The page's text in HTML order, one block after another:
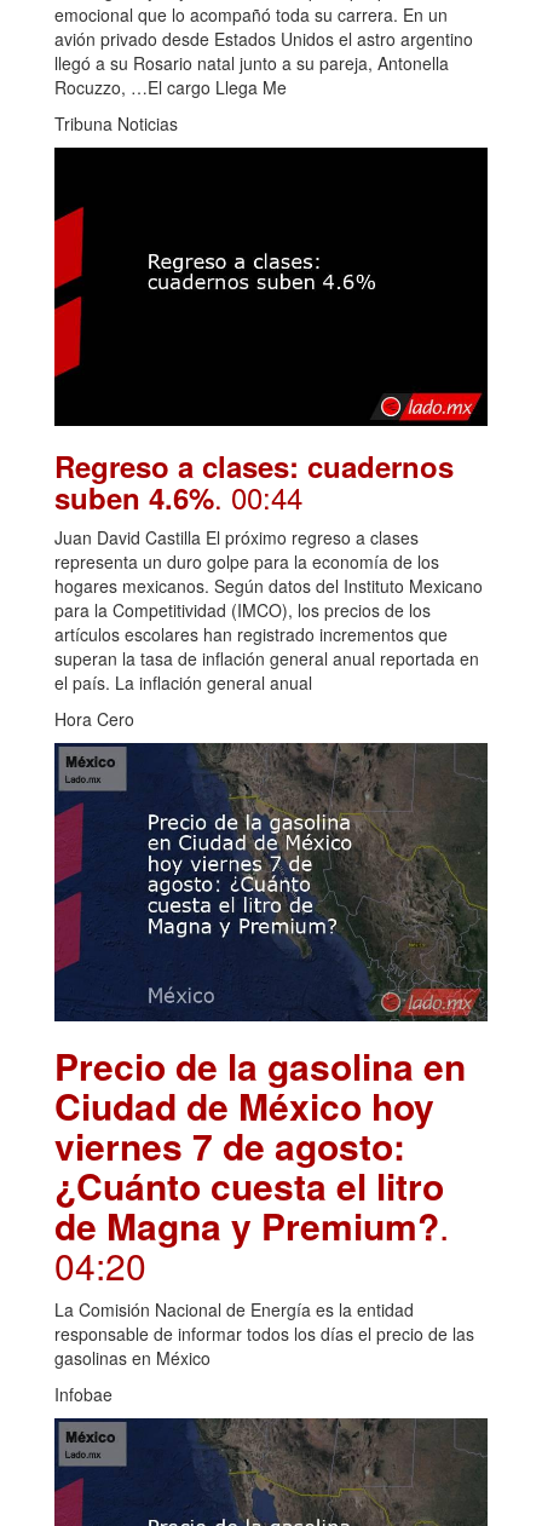
emocional que lo acompañó toda su carrera. En un
avión privado desde Estados Unidos el astro argentino
llegó a su Rosario natal junto a su pareja, Antonella
Rocuzzo, …El cargo Llega Me
Tribuna Noticias
Regreso a clases: cuadernos
suben 4.6%. 00:44
Juan David Castilla El próximo regreso a clases
representa un duro golpe para la economía de los
hogares mexicanos. Según datos del Instituto Mexicano
para la Competitividad (IMCO), los precios de los
artículos escolares han registrado incrementos que
superan la tasa de inflación general anual reportada en
el país. La inflación general anual
Hora Cero
Precio de la gasolina en
Ciudad de México hoy
viernes 7 de agosto:
¿Cuánto cuesta el litro
de Magna y Premium?.
04:20
La Comisión Nacional de Energía es la entidad
responsable de informar todos los días el precio de las
gasolinas en México
Infobae